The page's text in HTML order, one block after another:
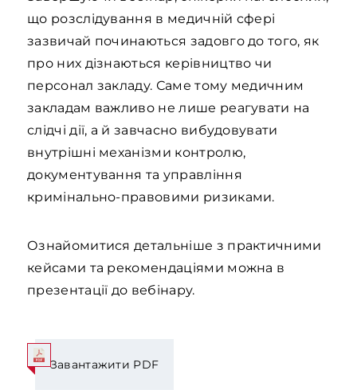
що розслідування в медичній сфері
зазвичай починаються задовго до того, як
про них дізнаються керівництво чи
персонал закладу. Саме тому медичним
закладам важливо не лише реагувати на
слідчі дії, а й завчасно вибудовувати
внутрішні механізми контролю,
документування та управління
кримінально-правовими ризиками.
Ознайомитися детальніше з практичними
кейсами та рекомендаціями можна в
презентації до вебінару.
Завантажити PDF